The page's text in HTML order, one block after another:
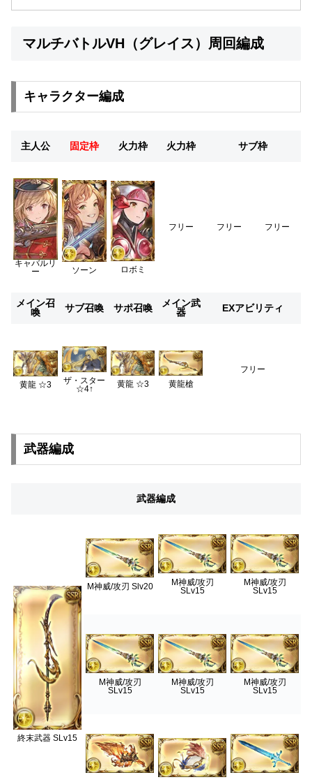
マルチバトルVH（グレイス）周回編成
キャラクター編成
主人公 固定枠 火力枠 火力枠 サブ枠
キャバルリ
ー
ソーン ロボミ
フリー フリー フリー
メイン召
喚
サブ召喚 サポ召喚
メイン武
器
EXアビリティ
黄龍 ☆3
ザ・スター
☆4↑
黄龍 ☆3 黄龍槍
フリー
武器編成
武器編成
終末武器 SLv15
M神威/攻刃 Slv20
M神威/攻刃
SLv15
M神威/攻刃
SLv15
M神威/攻刃
SLv15
M神威/攻刃
SLv15
M神威/攻刃
SLv15